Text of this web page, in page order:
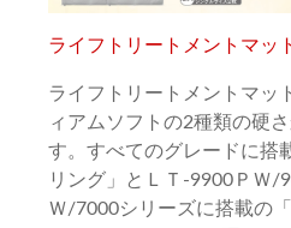
ライフトリートメントマッ
ライフトリートメントマッ
ィアムソフトの2種類の硬
す。すべてのグレードに搭
リング」とＬＴ-9900ＰＷ/
Ｗ/7000シリーズに搭載の